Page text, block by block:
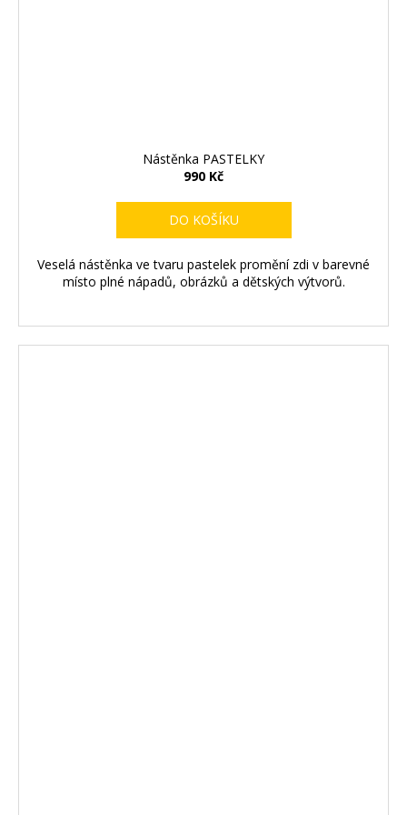
Nástěnka PASTELKY
990 Kč
DO KOŠÍKU
Veselá nástěnka ve tvaru pastelek promění zdi v barevné
místo plné nápadů, obrázků a dětských výtvorů.